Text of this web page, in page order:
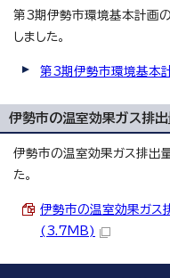
第3期伊勢市環境基本計画
しました。
第3期伊勢市環境基本
伊勢市の温室効果ガス排
伊勢市の温室効果ガス排出
た。
伊勢市の温室効果ガ
(3.7MB)